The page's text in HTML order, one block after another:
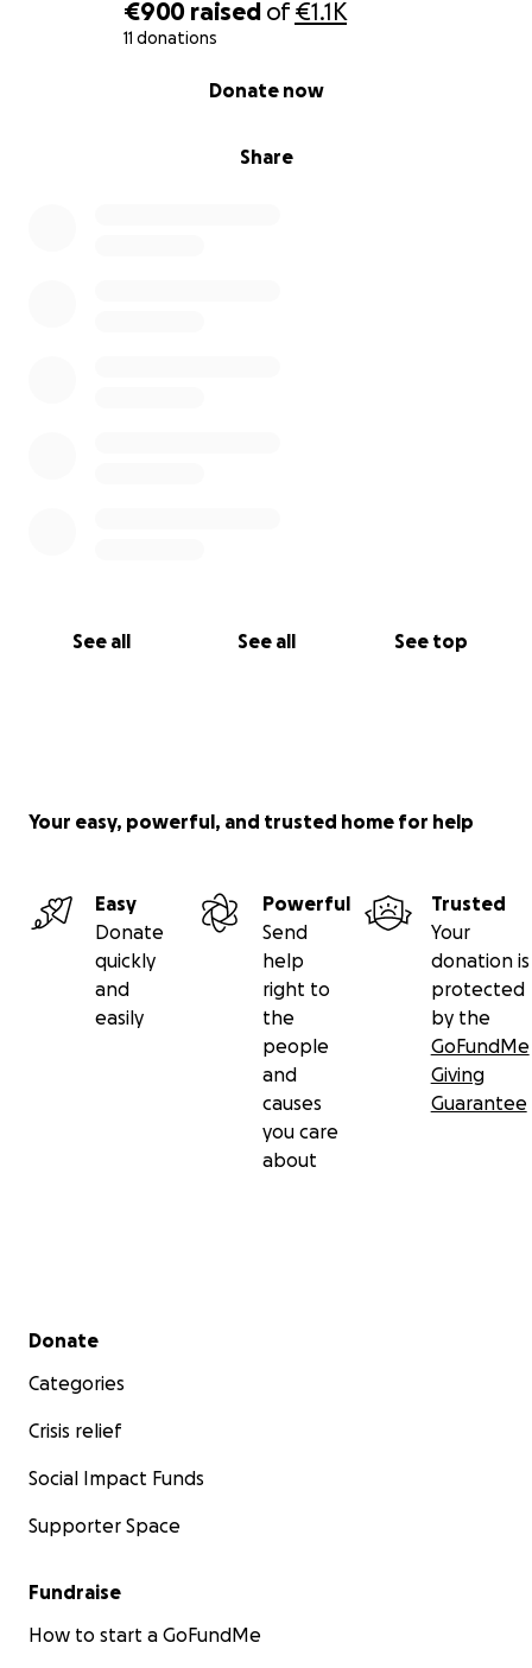
€900 raised of€1.1K
11 donations
Share
Donate now
See all See all See top
Your easy, powerful, and trusted home for help
Easy
Donate
quickly
and
easily
Powerful
Send
help
right to
the
people
and
causes
you care
about
Trusted
Your
donation is
protected
by the
GoFundMe
Giving
Guarantee
Secondary menu
Donate
Categories
Crisis relief
Social Impact Funds
Supporter Space
Fundraise
How to start a GoFundMe